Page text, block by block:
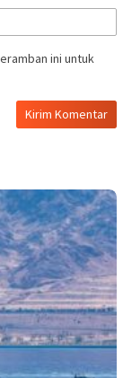
ini untuk